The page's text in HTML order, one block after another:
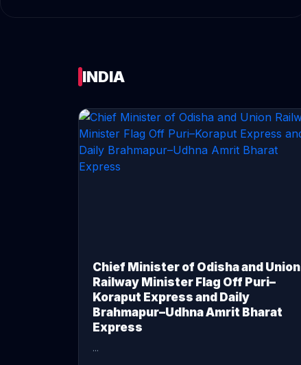
INDIA
Chief Minister of Odisha and Union
Railway Minister Flag Off Puri–
Koraput Express and Daily
Brahmapur–Udhna Amrit Bharat
Express
...